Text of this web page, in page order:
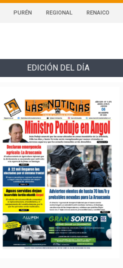
PURÉN REGIONAL RENAICO
EDICIÓN DEL DÍA